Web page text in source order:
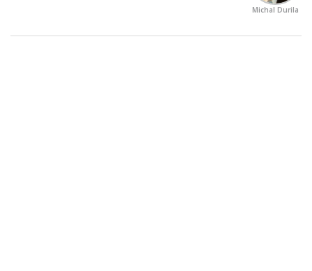
Michal Durila